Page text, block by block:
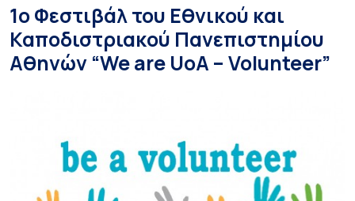
1ο Φεστιβάλ του Εθνικού και
Καποδιστριακού Πανεπιστημίου
Αθηνών “We are UoA – Volunteer”